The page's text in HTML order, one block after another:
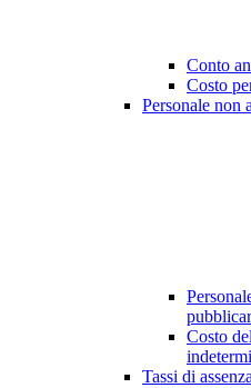
Conto
Costo
Personale non
Costo
Tassi di assenza